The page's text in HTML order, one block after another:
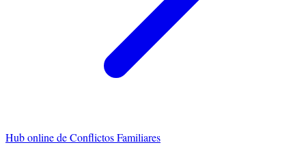
Hub online deConflictos Familiares